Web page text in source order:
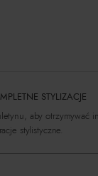
STYLIZACJE
aby otrzymywać
stylistyczne.